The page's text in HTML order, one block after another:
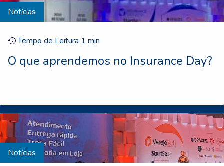
Notícias
Tempo de Leitura 1 min
O que aprendemos no Insurance Day?
Notícias